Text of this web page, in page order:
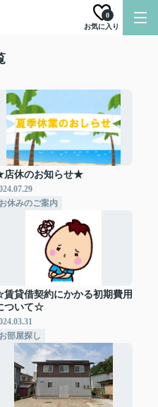
お気に入り
0
休のお知らせ★
お休みのご案内
貸借契約にかかる初期費用
ついて☆
お部屋探し